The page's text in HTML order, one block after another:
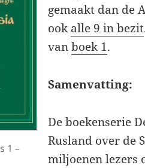
1 –
gemaakt dan de
ook alle 9 in bezit
vanboek 1.
Samenvatting:
De boekenserie
Rusland over de
miljoenen lezers